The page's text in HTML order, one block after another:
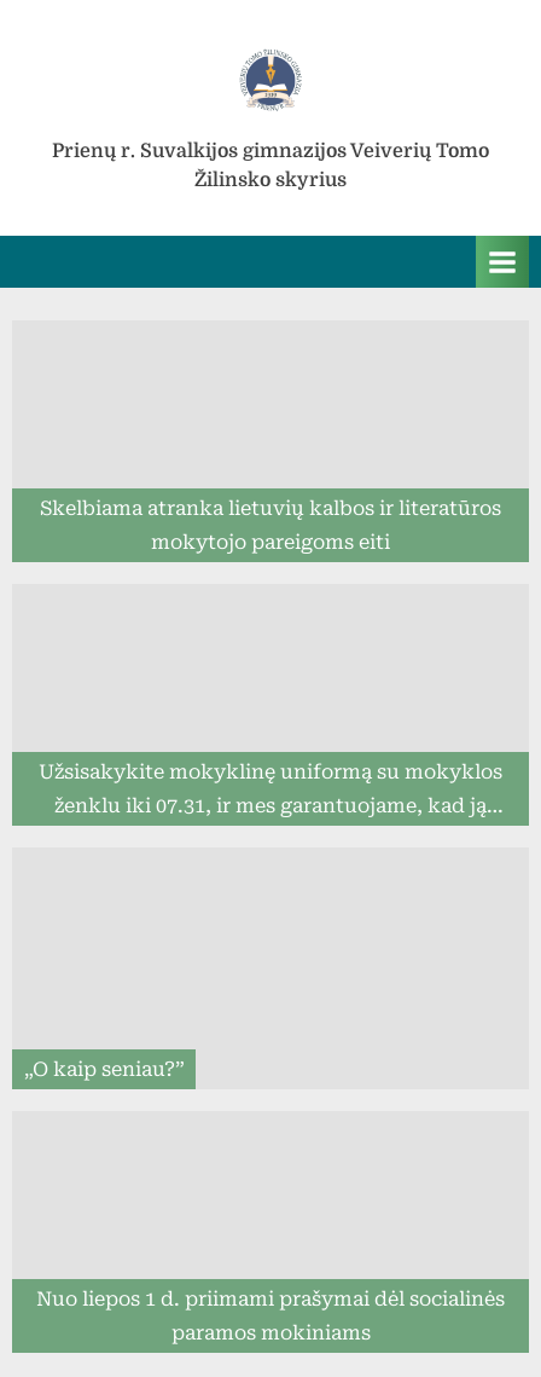
Prienų r. Suvalkijos gimnazijos Veiverių Tomo
Žilinsko skyrius
Skelbiama atranka lietuvių kalbos ir literatūros
mokytojo pareigoms eiti
Užsisakykite mokyklinę uniformą su mokyklos
ženklu iki 07.31, ir mes garantuojame, kad ją
„O kaip seniau?”
Nuo liepos 1 d. priimami prašymai dėl socialinės
paramos mokiniams